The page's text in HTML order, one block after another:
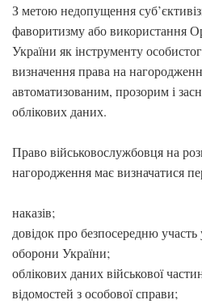
З метою недопущення
фаворитизму або використання
України як інструменту
визначення права на
автоматизованим, прозорим і
облікових даних.
Право військовослужбовця на
нагородження має визначатися
наказів;
довідок про безпосередню участь
оборони України;
облікових даних військової
відомостей з особової справи;